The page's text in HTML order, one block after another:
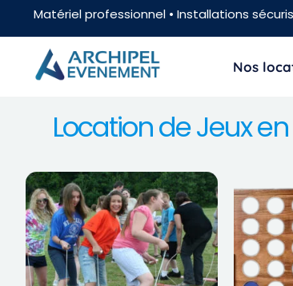
Matériel professionnel • Installations
Nos
Location de Jeux